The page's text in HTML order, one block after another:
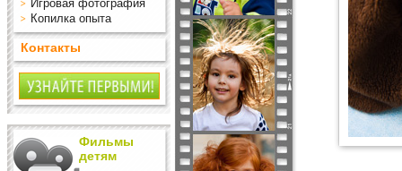
Игровая фотография
Копилка опыта
Контакты
Фильмы
детям